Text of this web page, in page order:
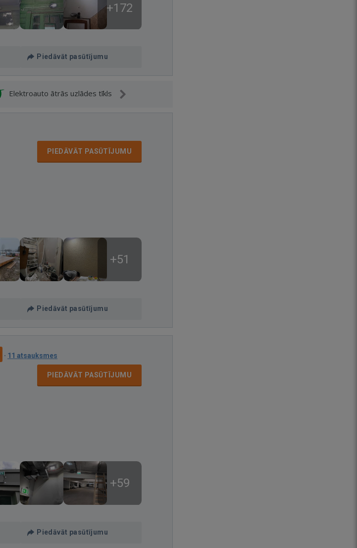
+172
Piedāvāt pasūtījumu
Elektroauto ātrās uzlādes tīkls
PIEDĀVĀT PASŪTĪJUMU
+51
Piedāvāt pasūtījumu
· 11 atsauksmes
PIEDĀVĀT PASŪTĪJUMU
+59
Piedāvāt pasūtījumu